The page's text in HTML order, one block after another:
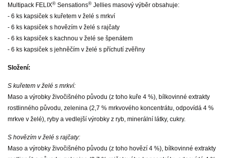
Multipack FELIX® Sensations® Jellies masový výběr obsahuje:
- 6 ks kapsiček s kuřetem v želé s mrkví
- 6 ks kapsiček s hovězím v želé s rajčaty
- 6 ks kapsiček s kachnou v želé se špenátem
- 6 ks kapsiček s jehněčím v želé s příchutí zvěřiny
Složení:
S kuřetem v želé s mrkví:
Maso a výrobky živočišného původu (z toho kuře 4 %), bílkovinné extrakty
rostlinného původu, zelenina (2,7 % mrkvového koncentrátu, odpovídá 4 %
mrkve v želé), ryby a vedlejší výrobky z ryb, minerální látky, cukry.
S hovězím v želé s rajčaty:
Maso a výrobky živočišného původu (z toho hovězí 4 %), bílkovinné extrakty